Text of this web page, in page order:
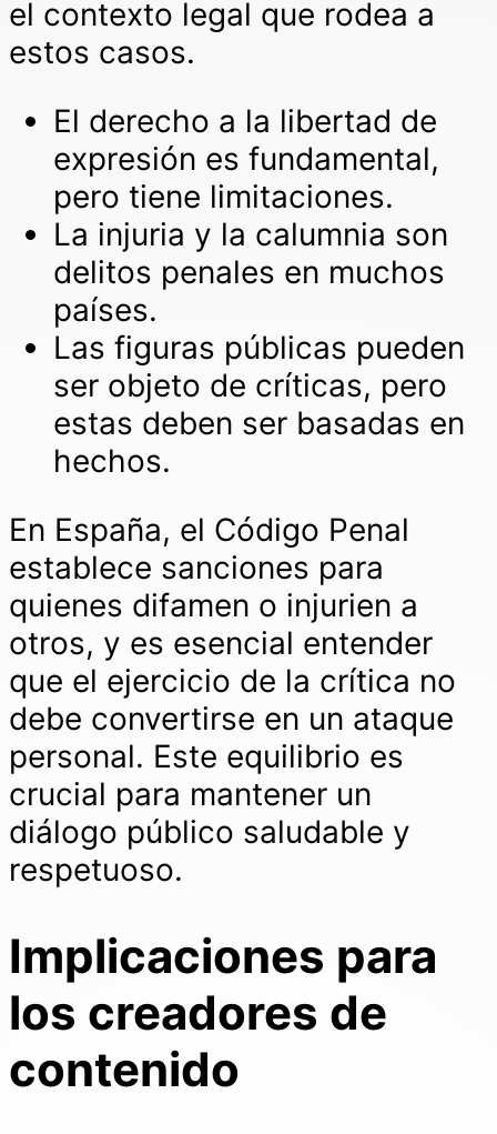
el contexto legal que rodea a
estos casos.
El derecho a la libertad de
expresión es fundamental,
pero tiene limitaciones.
La injuria y la calumnia son
delitos penales en muchos
países.
Las figuras públicas pueden
ser objeto de críticas, pero
estas deben ser basadas en
hechos.
En España, el Código Penal
establece sanciones para
quienes difamen o injurien a
otros, y es esencial entender
que el ejercicio de la crítica no
debe convertirse en un ataque
personal. Este equilibrio es
crucial para mantener un
diálogo público saludable y
respetuoso.
Implicaciones para
los creadores de
contenido